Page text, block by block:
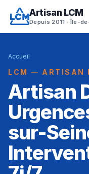
Artisan LCM
Depuis 2011 · Île-
Accueil
LCM — ARTISAN
Artisan
sur-